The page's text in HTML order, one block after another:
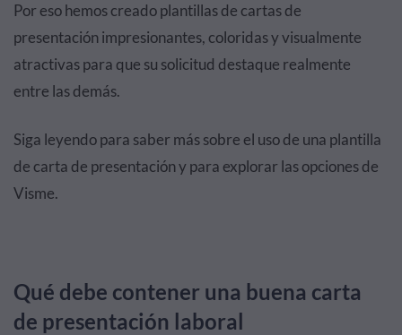
Por eso hemos creado plantillas de cartas de
presentación impresionantes, coloridas y visualmente
atractivas para que su solicitud destaque realmente
entre las demás.
Siga leyendo para saber más sobre el uso de una plantilla
de carta de presentación y para explorar las opciones de
Visme.
Qué debe contener una buena carta
de presentación laboral